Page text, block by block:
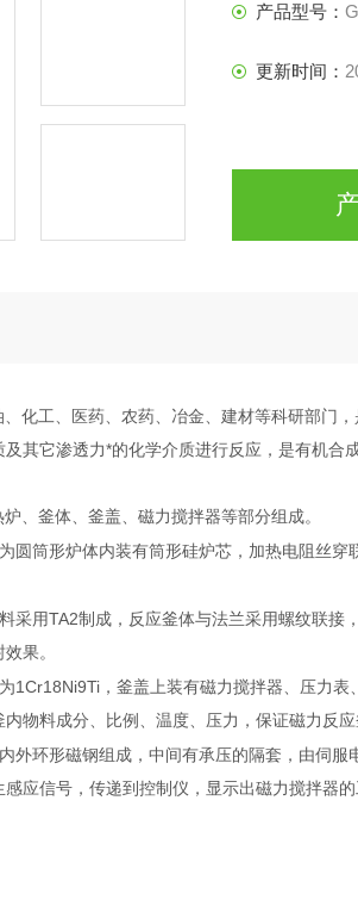
产品型号：
更新时间：
化工、医药、农药、冶金、建材等科研部门，
其它渗透力*的化学介质进行反应，是有机
、釜体、釜盖、磁力搅拌器等部分组成。
圆筒形炉体内装有筒形硅炉芯，加热电阻丝
采用TA2制成，反应釜体与法兰采用螺纹联接
果。
1Cr18Ni9Ti ，釜盖上装有磁力搅拌器、压力
物料成分、比例、温度、压力，保证磁力反应
外环形磁钢组成，中间有承压的隔套，由伺
应信号，传递到控制仪，显示出磁力搅拌器的